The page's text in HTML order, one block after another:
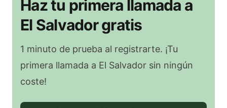
Haz tu primera llamada a
El Salvador gratis
1 minuto de prueba al registrarte. ¡Tu
primera llamada a El Salvador sin ningún
coste!